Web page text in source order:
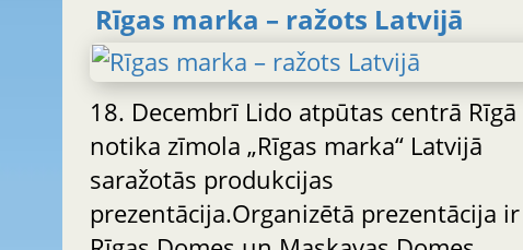
Rīgas marka – ražots Latvijā
18. Decembrī Lido atpūtas centrā Rīgā
notika zīmola „Rīgas marka“ Latvijā
saražotās produkcijas
prezentācija.Organizētā prezentācija ir